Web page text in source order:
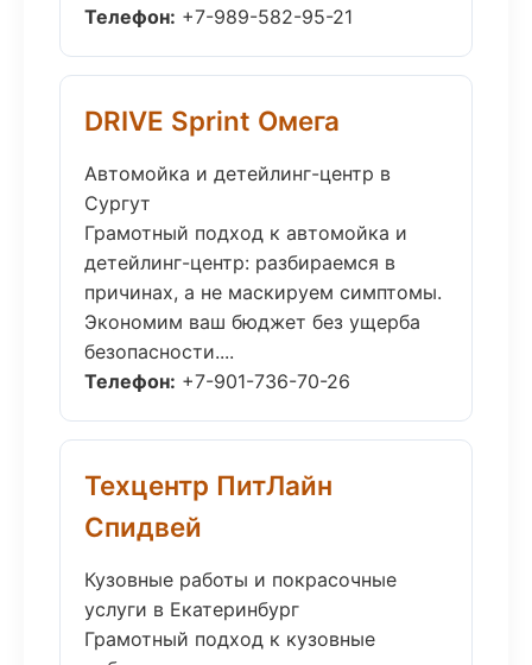
Телефон: +7-989-582-95-21
DRIVE Sprint Омега
Автомойка и детейлинг-центр в
Сургут
Грамотный подход к автомойка и
детейлинг-центр: разбираемся в
причинах, а не маскируем симптомы.
Экономим ваш бюджет без ущерба
безопасности....
Телефон: +7-901-736-70-26
Техцентр ПитЛайн
Спидвей
Кузовные работы и покрасочные
услуги в Екатеринбург
Грамотный подход к кузовные